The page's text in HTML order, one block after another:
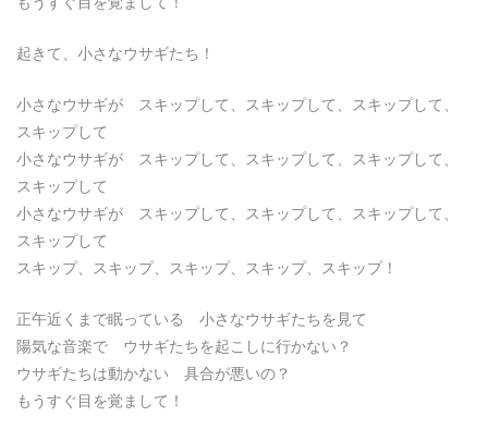
起きて、小さなウサギたち！
小さなウサギが スキップして、スキップして、スキップして、
スキップして
小さなウサギが スキップして、スキップして、スキップして、
スキップして
小さなウサギが スキップして、スキップして、スキップして、
スキップして
スキップ、スキップ、スキップ、スキップ、スキップ！
正午近くまで眠っている 小さなウサギたちを見て
陽気な音楽で ウサギたちを起こしに行かない？
ウサギたちは動かない 具合が悪いの？
もうすぐ目を覚まして！